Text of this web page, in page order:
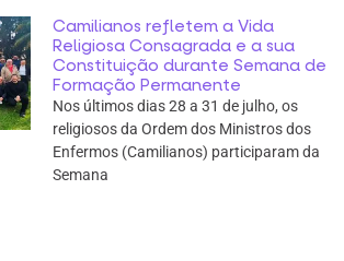
Camilianos refletem a Vida
Religiosa Consagrada e a sua
Constituição durante Semana de
Formação Permanente
Nos últimos dias 28 a 31 de julho, os
religiosos da Ordem dos Ministros dos
Enfermos (Camilianos) participaram da
Semana